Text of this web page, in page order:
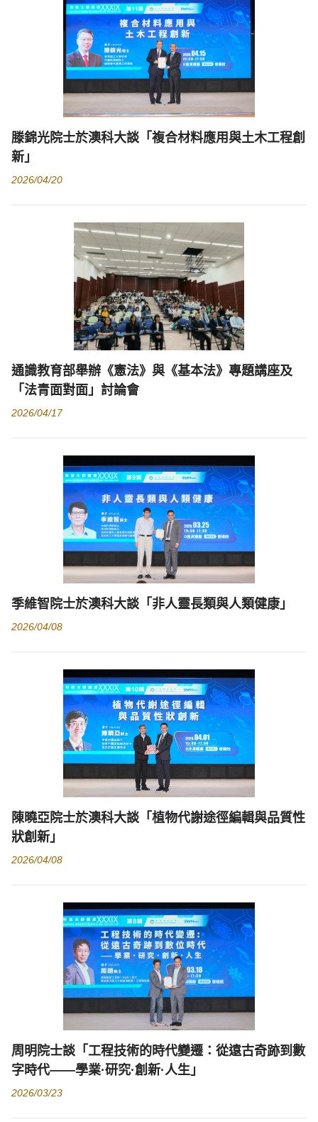
滕錦光院士於澳科大談「複合材料應用與土木工程創
新」
2026/04/20
通識教育部舉辦《憲法》與《基本法》專題講座及
「法青面對面」討論會
2026/04/17
季維智院士於澳科大談「非人靈長類與人類健康」
2026/04/08
陳曉亞院士於澳科大談「植物代謝途徑編輯與品質性
狀創新」
2026/04/08
周明院士談「工程技術的時代變遷：從遠古奇跡到數
字時代——學業·研究·創新·人生」
2026/03/23